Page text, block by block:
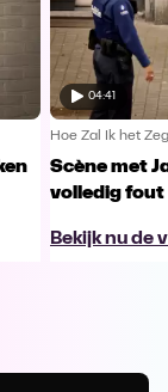
04:41
Hoe Zal Ik het
Scène met
volledig fout
Bekijk nu de